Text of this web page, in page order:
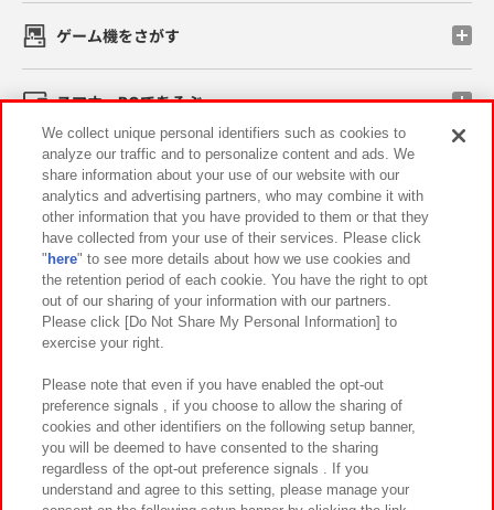
ゲーム機をさがす
スマホ・PCであそぶ
イベント・キャンペーン
関連会社 サステナビリティ サイトポリシー
プライバシーポリシー ウェブアクセシビリティ方針と検証結果
お取引先さまとともに
カスタマーハラスメント対応方針 よくあるご質問・お問い合わせ
We collect unique personal identifiers such as cookies to
analyze our traffic and to personalize content and ads. We
share information about your use of our website with our
analytics and advertising partners, who may combine it with
other information that you have provided to them or that they
have collected from your use of their services. Please click
" here" to see more details about how we use cookies and
the retention period of each cookie. You have the right to opt
out of our sharing of your information with our partners.
Please click [Do Not Share My Personal Information] to
exercise your right.
Please note that even if you have enabled the opt-out
preference signals , if you choose to allow the sharing of
cookies and other identifiers on the following setup banner,
you will be deemed to have consented to the sharing
regardless of the opt-out preference signals . If you
understand and agree to this setting, please manage your